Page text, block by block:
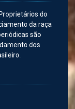
do
da raça
são
dos